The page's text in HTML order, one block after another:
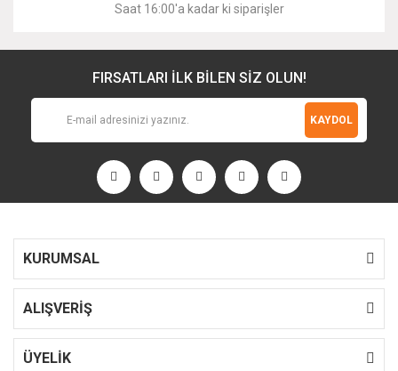
Saat 16:00'a kadar ki siparişler
FIRSATLARI İLK BİLEN SİZ OLUN!
KAYDOL
KURUMSAL
ALIŞVERİŞ
ÜYELİK